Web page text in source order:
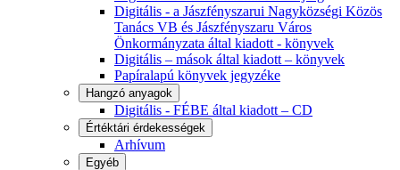
Digitális - a Jászfényszarui Nagyközségi Közös
Tanács VB és Jászfényszaru Város
Önkormányzata által kiadott - könyvek
Digitális – mások által kiadott – könyvek
Papíralapú könyvek jegyzéke
Hangzó anyagok
Digitális - FÉBE által kiadott – CD
Értéktári érdekességek
Arhívum
Egyéb